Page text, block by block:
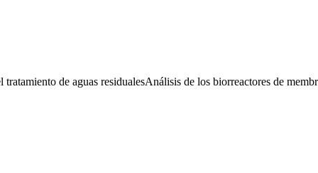
de aguas residualesAnálisis de los biorreactores de